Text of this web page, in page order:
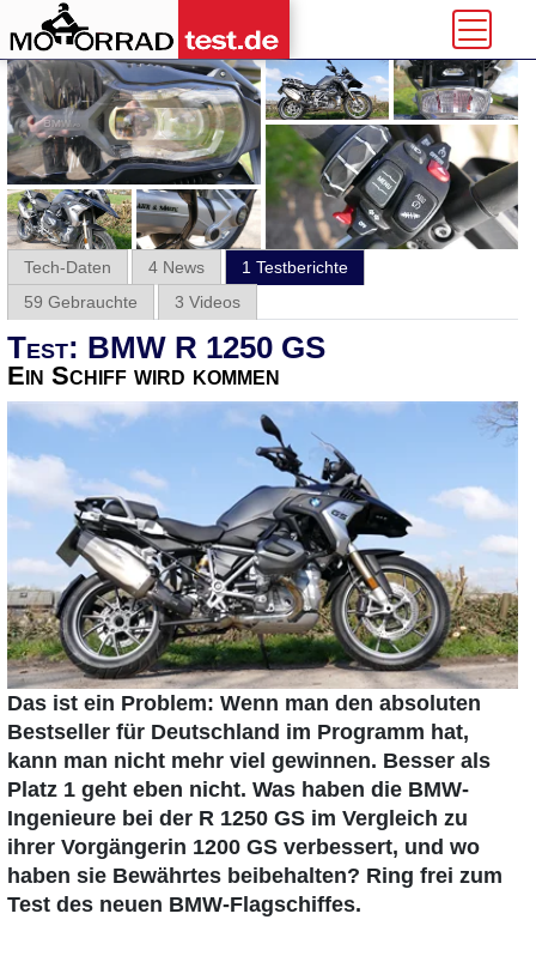
Tech-Daten 4 News
1 Testberichte
59 Gebrauchte
3 Videos
Test: BMW R 1250 GS
Ein Schiff wird kommen
Das ist ein Problem: Wenn man den absoluten
Bestseller für Deutschland im Programm hat,
kann man nicht mehr viel gewinnen. Besser als
Platz 1 geht eben nicht. Was haben die BMW-
Ingenieure bei der R 1250 GS im Vergleich zu
ihrer Vorgängerin 1200 GS verbessert, und wo
haben sie Bewährtes beibehalten? Ring frei zum
Test des neuen BMW-Flagschiffes.